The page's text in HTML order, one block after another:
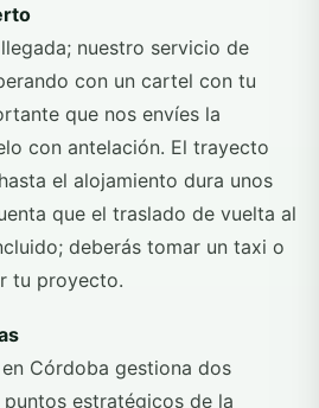
nuestro servicio de
con un cartel con tu
que nos envíes la
con antelación. El trayecto
el alojamiento dura unos
que el traslado de vuelta al
deberás tomar un taxi o
tu proyecto.
Córdoba gestiona dos
estratégicos de la